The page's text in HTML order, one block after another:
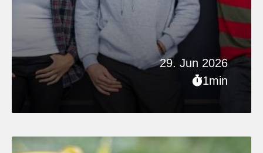
29. Jun 2026
1min